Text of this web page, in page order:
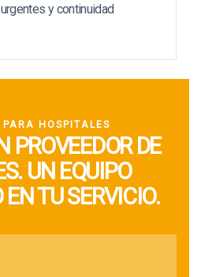
y continuidad
PARA HOSPITALES
PROVEEDOR DE
UN EQUIPO
TU SERVICIO.